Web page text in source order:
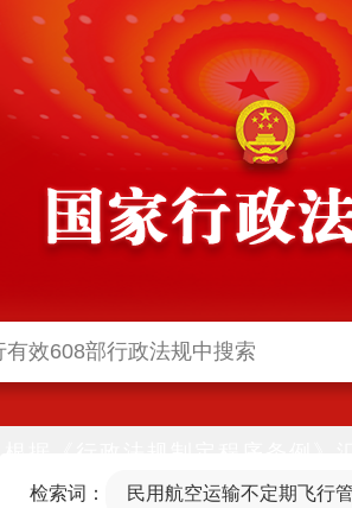
法部官网)同步公
检索词： 民用航空运输不定期飞行